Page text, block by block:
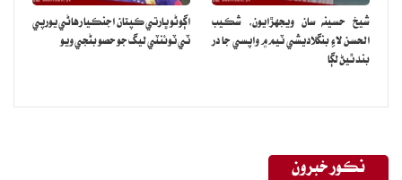
شيخ حسينه سان ويجهڙايون، شڪيب
الحسن لاءِ بنگلاديشي ٽيم ۾ واپسي جا در
بند ٿيڻ لڳا
اڳوڻو ڀارتي ڪپتان اجنڪيا رهاڻي يورپي
ٽي ٽوئنٽي ليگ جو حصو بڻجي ويو
نڪور خبرون